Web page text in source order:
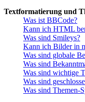
Textformatierung und
Was ist BBCode?
Kann ich HTML
Was sind Smileys?
Kann ich Bilder in
Was sind globale
Was sind
Was sind wichtige
Was sind
Was sind Themen-